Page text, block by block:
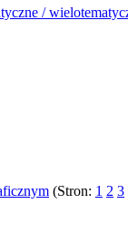
/
(Stron: 1 2 3